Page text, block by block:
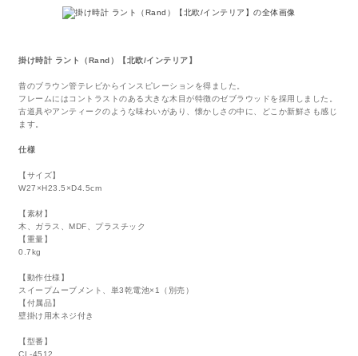
掛け時計 ラント（Rand）【北欧/インテリア】
昔のブラウン管テレビからインスピレーションを得ました。
フレームにはコントラストのある大きな木目が特徴のゼブラウッドを採用しました。
古道具やアンティークのような味わいがあり、懐かしさの中に、どこか新鮮さも感じ
ます。
仕様
【サイズ】
W27×H23.5×D4.5cm
【素材】
木、ガラス、MDF、プラスチック
【重量】
0.7kg
【動作仕様】
スイープムーブメント、単3乾電池×1（別売）
【付属品】
壁掛け用木ネジ付き
【型番】